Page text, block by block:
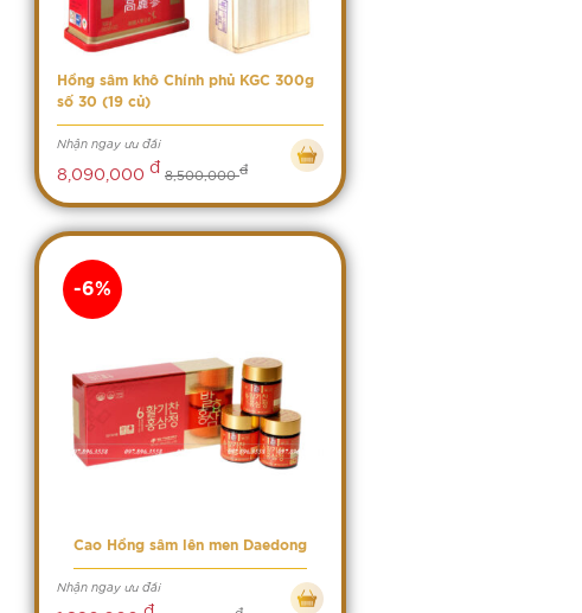
Hồng sâm khô Chính phủ KGC 300g
số 30 (19 củ)
Nhận ngay ưu đãi
8,090,000 đ 8,500,000đ
Cao Hồng sâm lên men Daedong
Nhận ngay ưu đãi
-6%